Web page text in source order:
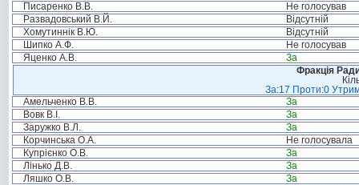
Писаренко В.В.
Не голосував
Развадовський В.Й.
Відсутній
Хомутиннік В.Ю.
Відсутній
Шипко А.Ф.
Не голосував
Яценко А.В.
За
Фракція
За:17 Проти:0
Амельченко В.В.
За
Вовк В.І.
За
Заружко В.Л.
За
Корчинська О.А.
Не голосувала
Купрієнко О.В.
За
Лінько Д.В.
За
Ляшко О.В.
За